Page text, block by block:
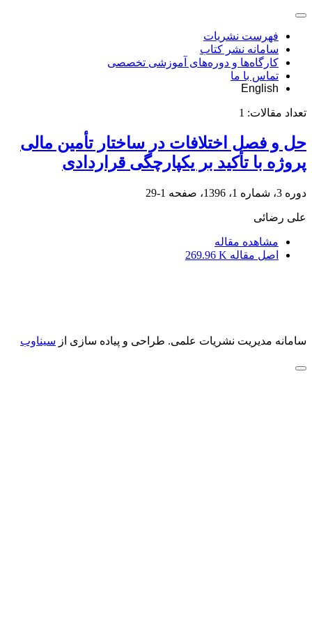
فهرست نشریات
سامانه نشر کتاب
کارگاه‌ها و دوره‌های آموزشی تخصصی
تماس با ما
English
تعداد مقالات: 1
حل و فصل اختلافات در ساختار تأمین مالی
پروژه با تأکید بر یکپارچگی قراردادی
دوره 3، شماره 1، 1396، صفحه 1-29
علی رضائی
مشاهده مقاله
اصل مقاله 269.96 K
سامانه مدیریت نشریات علمی. طراحی و پیاده سازی از سیناوب